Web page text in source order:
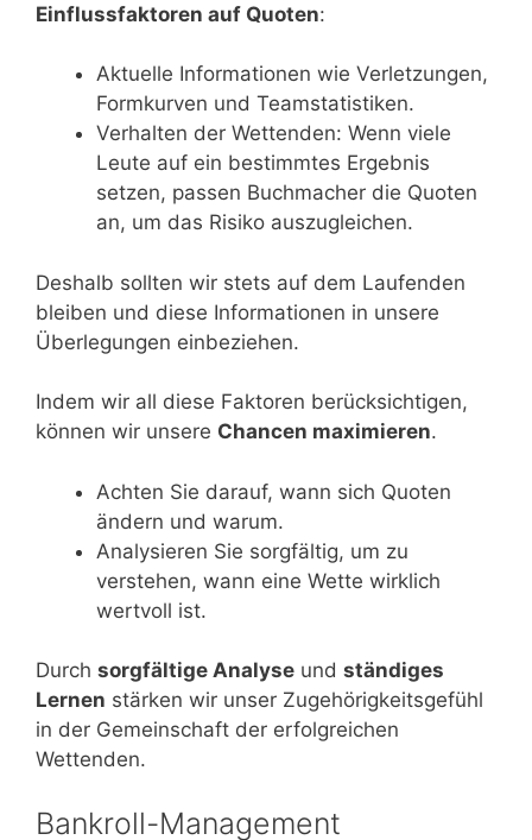
Einflussfaktoren auf Quoten:
Aktuelle Informationen wie Verletzungen,
Formkurven und Teamstatistiken.
Verhalten der Wettenden: Wenn viele
Leute auf ein bestimmtes Ergebnis
setzen, passen Buchmacher die Quoten
an, um das Risiko auszugleichen.
Deshalb sollten wir stets auf dem Laufenden
bleiben und diese Informationen in unsere
Überlegungen einbeziehen.
Indem wir all diese Faktoren berücksichtigen,
können wir unsere Chancen maximieren.
Achten Sie darauf, wann sich Quoten
ändern und warum.
Analysieren Sie sorgfältig, um zu
verstehen, wann eine Wette wirklich
wertvoll ist.
Durch sorgfältige Analyse und ständiges
Lernen stärken wir unser Zugehörigkeitsgefühl
in der Gemeinschaft der erfolgreichen
Wettenden.
Bankroll-Management